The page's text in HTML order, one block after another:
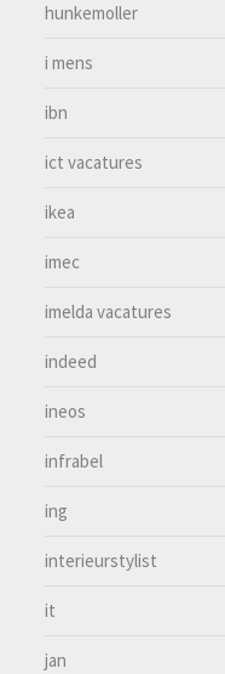
hunkemoller
i mens
ibn
ict vacatures
ikea
imec
imelda vacatures
indeed
ineos
infrabel
ing
interieurstylist
it
jan